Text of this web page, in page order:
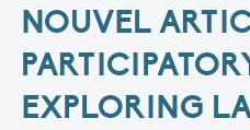
NOUVEL
EXPLORING